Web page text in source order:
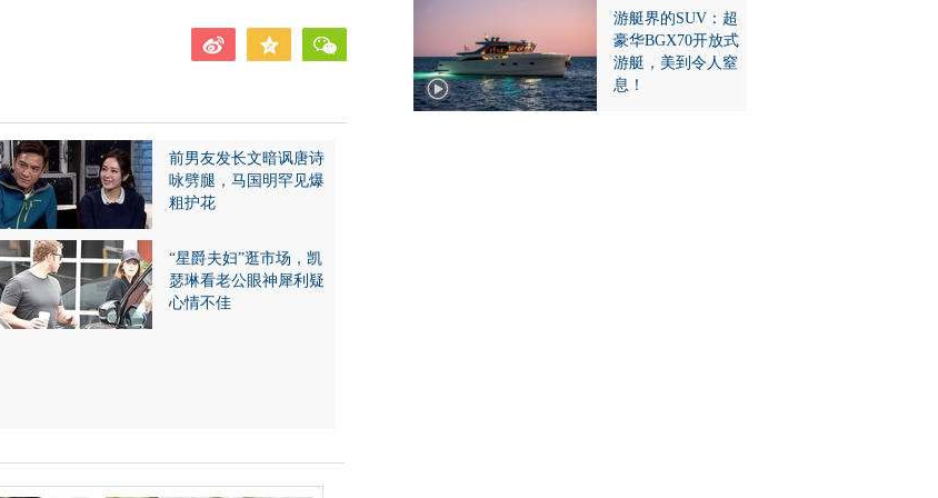
前男友发长文暗讽唐诗
咏劈腿，马国明罕见爆
粗护花
“星爵夫妇”逛市场，凯
瑟琳看老公眼神犀利疑
心情不佳
游艇界的SUV：超
豪华BGX70开放式
游艇，美到令人窒
息！